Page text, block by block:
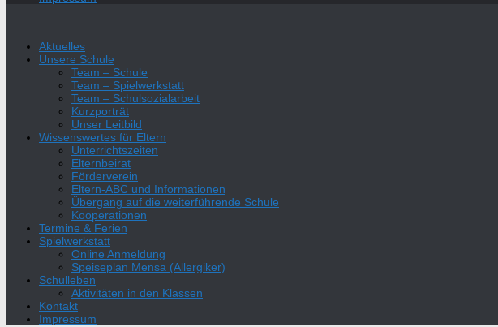
Aktuelles
Unsere Schule
Team – Schule
Team – Spielwerkstatt
Team – Schulsozialarbeit
Kurzporträt
Unser Leitbild
Wissenswertes für Eltern
Unterrichtszeiten
Elternbeirat
Förderverein
Eltern-ABC und Informationen
Übergang auf die weiterführende Schule
Kooperationen
Termine & Ferien
Spielwerkstatt
Online Anmeldung
Speiseplan Mensa (Allergiker)
Schulleben
Aktivitäten in den Klassen
Kontakt
Impressum